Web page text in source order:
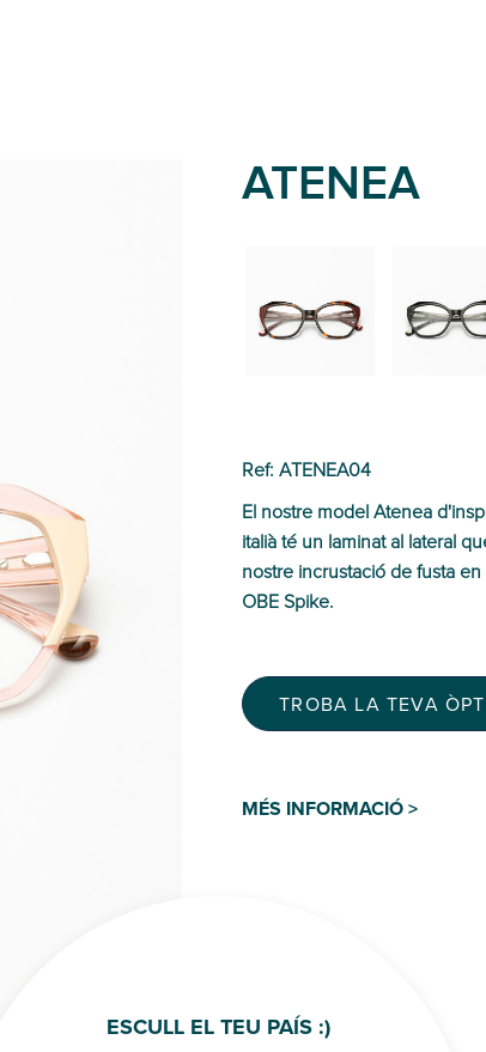
ATENEA
Ref: ATENEA04
El nostre model Atenea
italià té un laminat al lateral
nostre incrustació de fusta
OBE Spike.
TROBA LA TEVA
MÉS INFORMACIÓ >
ESCULL EL TEU PAÍS :)